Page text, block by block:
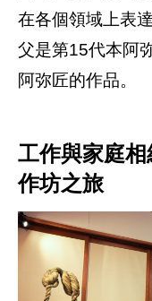
在各個領域上表
父是第15代本阿
阿弥匠的作品。
工作與家庭
作坊之旅